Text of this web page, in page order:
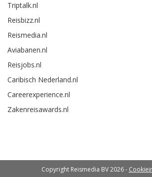
Triptalk.nl
Reisbizz.nl
Reismedia.nl
Aviabanen.nl
Reisjobs.nl
Caribisch Nederland.nl
Careerexperience.nl
Zakenreisawards.nl
Copyright Reismedia BV 2026 -